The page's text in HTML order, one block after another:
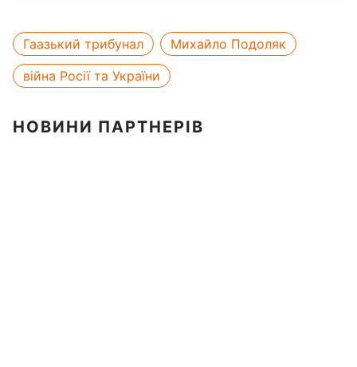
Гаазький трибунал
Михайло Подоляк
війна Росії та України
НОВИНИ ПАРТНЕРІВ